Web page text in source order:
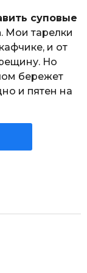
суповые
. Мои тарелки
и от
Но
бережет
и пятен на